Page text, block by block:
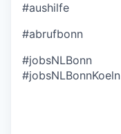
#aushilfe
#abrufbonn
#jobsNLBonn
#jobsNLBonnKoeln